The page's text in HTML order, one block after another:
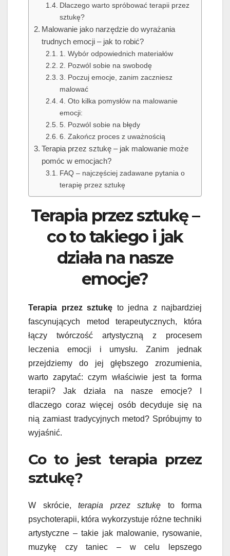
Dlaczego warto spróbować terapii przez
sztukę?
Malowanie jako narzędzie do wyrażania
trudnych emocji – jak to robić?
1. Wybór odpowiednich materiałów
2. Pozwól sobie na swobodę
3. Poczuj emocje, zanim zaczniesz
malować
4. Oto kilka pomysłów na malowanie
emocji:
5. Pozwól sobie na błędy
6. Zakończ proces z uważnością
Terapia przez sztukę – jak malowanie może
pomóc w emocjach?
FAQ – najczęściej zadawane pytania o
terapię przez sztukę
Terapia przez sztukę –
co to takiego i jak
działa na nasze
emocje?
Terapia przez sztukę to jedna z najbardziej
fascynujących metod terapeutycznych, która
łączy twórczość artystyczną z procesem
leczenia emocji i umysłu. Zanim jednak
przejdziemy do jej głębszego zrozumienia,
warto zapytać: czym właściwie jest ta forma
terapii? Jak działa na nasze emocje? I
dlaczego coraz więcej osób decyduje się na
nią zamiast tradycyjnych metod? Spróbujmy to
wyjaśnić.
Co to jest terapia przez
sztukę?
W skrócie, terapia przez sztukę to forma
psychoterapii, która wykorzystuje różne techniki
artystyczne – takie jak malowanie, rysowanie,
muzykę czy taniec – w celu lepszego